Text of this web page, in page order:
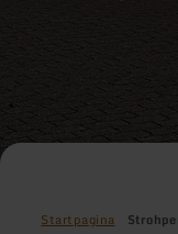
Startpagina